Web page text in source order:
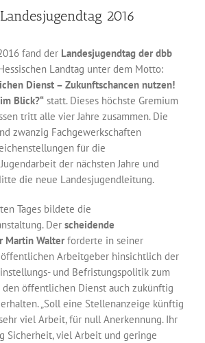
2016
fand der Landesjugendtag der dbb
Landtag unter dem Motto:
Dienst – Zukunftschancen nutzen!
Blick?“ statt. Dieses höchste Gremium
tritt alle vier Jahre zusammen. Die
zwanzig Fachgewerkschaften
für die
der nächsten Jahre und
die neue Landesjugendleitung.
Tages bildete die
Der scheidende
Martin Walter forderte in seiner
öffentlichen Arbeitgeber hinsichtlich der
und Befristungspolitik zum
den öffentlichen Dienst auch zukünftig
„Soll eine Stellenanzeige künftig
viel Arbeit, für null Anerkennung. Ihr
Sicherheit, viel Arbeit und geringe